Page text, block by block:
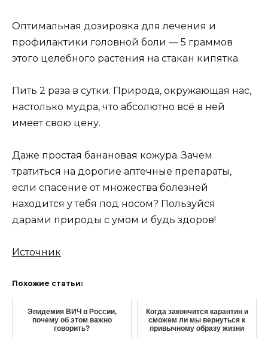
Оптимальная дозировка для лечения и
профилактики головной боли — 5 граммов
этого целебного растения на стакан кипятка.
Пить 2 раза в сутки. Природа, окружающая нас,
настолько мудра, что абсолютно всё в ней
имеет свою цену.
Даже простая банановая кожура. Зачем
тратиться на дорогие аптечные препараты,
если спасение от множества болезней
находится у тебя под носом? Пользуйся
дарами природы с умом и будь здоров!
Источник
Похожие статьи:
Эпидемия ВИЧ в России,
почему об этом важно
говорить?
Когда закончится карантин и
сможем ли мы вернуться к
привычному образу жизни